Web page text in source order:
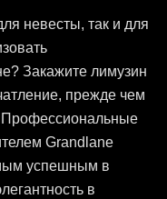
невесты, так и для
Закажите лимузин
прежде чем
Профессиональные
Grandlane
успешным в
в